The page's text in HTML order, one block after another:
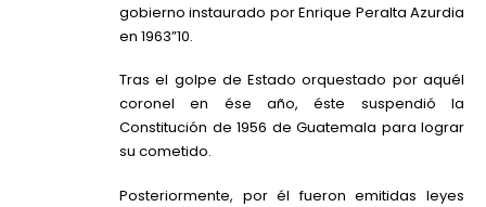
gobierno instaurado por Enrique Peralta Azurdia
en 1963”10.
Tras el golpe de Estado orquestado por aquél
coronel en ése año, éste suspendió la
Constitución de 1956 de Guatemala para lograr
su cometido.
Posteriormente, por él fueron emitidas leyes